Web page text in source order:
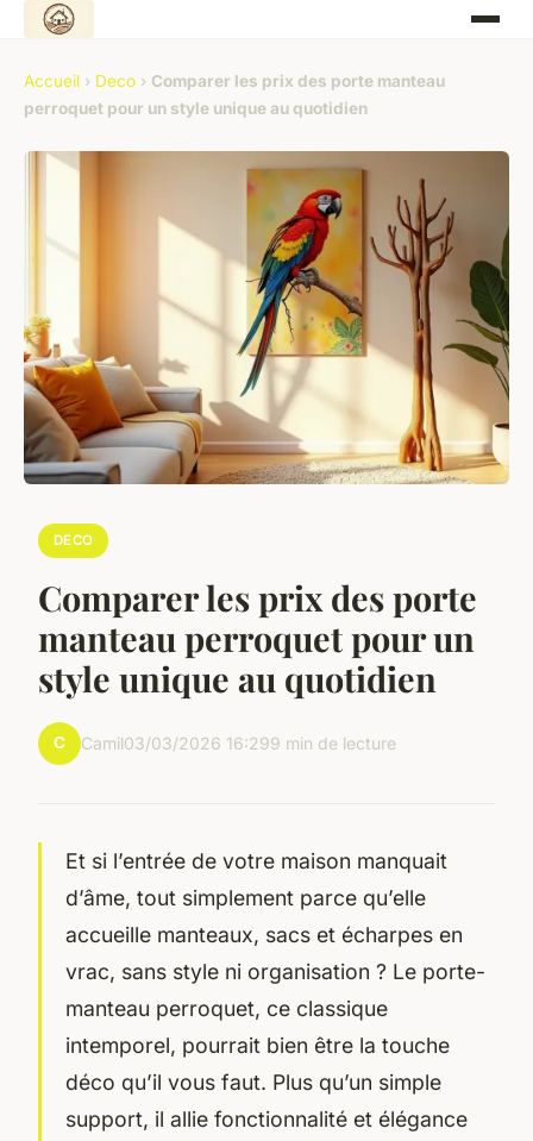
Accueil › Deco › Comparer les prix des porte manteau
perroquet pour un style unique au quotidien
DECO
Comparer les prix des porte
manteau perroquet pour un
style unique au quotidien
C Camil03/03/2026 16:299 min de lecture
Et si l’entrée de votre maison manquait
d’âme, tout simplement parce qu’elle
accueille manteaux, sacs et écharpes en
vrac, sans style ni organisation ? Le porte-
manteau perroquet, ce classique
intemporel, pourrait bien être la touche
déco qu’il vous faut. Plus qu’un simple
support, il allie fonctionnalité et élégance